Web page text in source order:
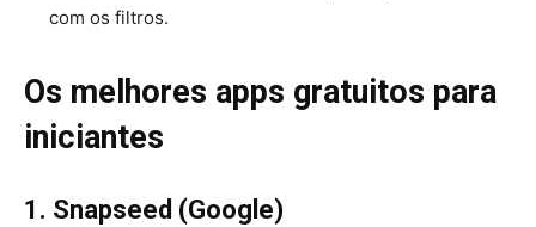
com os filtros.
Os melhores apps gratuitos para
iniciantes
1. Snapseed (Google)